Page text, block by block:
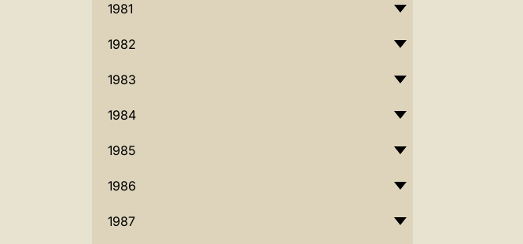
1981
1982
1983
1984
1985
1986
1987